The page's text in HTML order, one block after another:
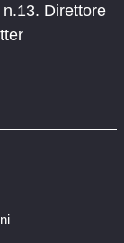
Direttore